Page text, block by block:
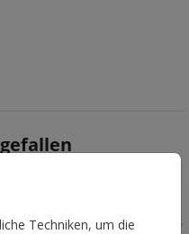
Techniken, um die